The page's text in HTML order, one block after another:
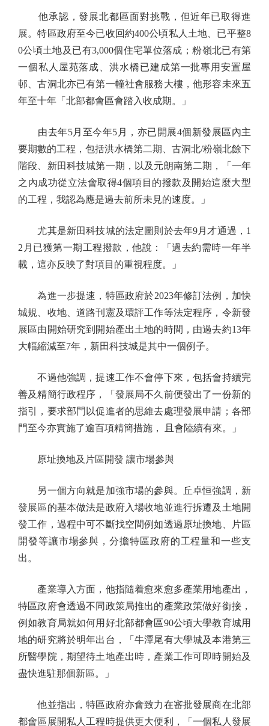
他承認，發展北都區面對挑戰，但近年已取得進
展。特區政府至今已收回約400公頃私人土地、已平整8
0公頃土地及已有3,000個住宅單位落成；粉嶺北已有第
一個私人屋苑落成、洪水橋已建成第一批專用安置屋
邨、古洞北亦已有第一幢社會服務大樓，他形容未來五
年至十年「北部都會區會踏入收成期。」
由去年5月至今年5月，亦已開展4個新發展區內主
要期數的工程，包括洪水橋第二期、古洞北/粉嶺北餘下
階段、新田科技城第一期，以及元朗南第二期，「一年
之內成功從立法會取得4個項目的撥款及開始這麼大型
的工程，我認為應是過去前所未見的速度。」
尤其是新田科技城的法定圖則於去年9月才通過，1
2月已獲第一期工程撥款，他說：「過去約需時一年半
載，這亦反映了對項目的重視程度。」
為進一步提速，特區政府於2023年修訂法例，加快
城規、收地、道路刊憲及環評工作等法定程序，令新發
展區由開始研究到開始產出土地的時間，由過去約13年
大幅縮減至7年，新田科技城是其中一個例子。
不過他強調，提速工作不會停下來，包括會持續完
善及精簡行政程序，「發展局不久前便發出了一份新的
指引，要求部門以促進者的思維去處理發展申請；各部
門至今亦實施了逾百項精簡措施， 且會陸續有來。」
原址換地及片區開發 讓市場參與
另一個方向就是加強市場的參與。丘卓恒強調，新
發展區的基本做法是政府入場收地並進行拆遷及土地開
發工作，過程中可不斷找空間例如透過原址換地、片區
開發等讓市場參與，分擔特區政府的工程量和一些支
出。
產業導入方面，他指隨着愈來愈多產業用地產出，
特區政府會透過不同政策局推出的產業政策做好銜接，
例如教育局就如何用好北部都會區90公頃大學教育城用
地的研究將於明年出台，「牛潭尾有大學城及本港第三
所醫學院，期望待土地產出時，產業工作可即時開始及
盡快進駐那個新區。」
他並指出，特區政府亦會致力在審批發展商在北部
都會區展開私人工程時提供更大便利，「一個私人發展